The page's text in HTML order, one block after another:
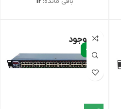
-9%
ناموجود